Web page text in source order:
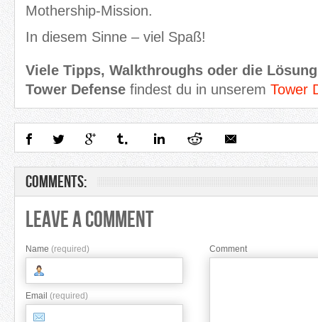
Mothership-Mission.
In diesem Sinne – viel Spaß!
Viele Tipps, Walkthroughs oder die
Tower Defense findest du in unserem Tower
Comments:
Leave A Comment
Name (required)
Email (required)
Comment